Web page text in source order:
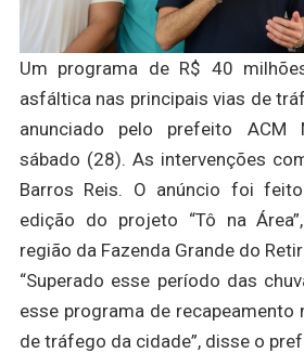
Um programa de R$ 40
asfáltica nas principais vias de
anunciado pelo prefeito ACM
sábado (28). As intervenções
Barros Reis. O anúncio foi
edição do projeto “Tô na
região da Fazenda Grande do
“Superado esse período das
esse programa de recapeamento
de tráfego da cidade”, disse o